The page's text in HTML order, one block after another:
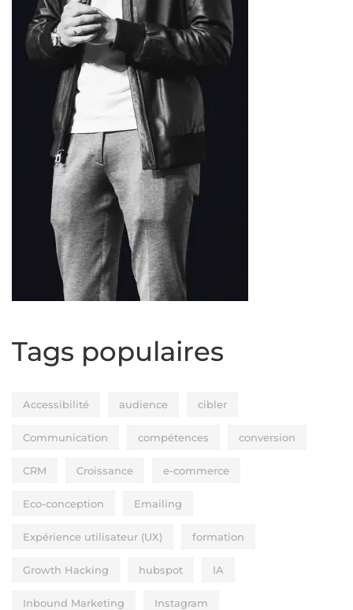
Tags populaires
Accessibilité audience cibler
Communication compétences conversion
CRM Croissance e-commerce
Eco-conception Emailing
Expérience utilisateur (UX) formation
Growth Hacking hubspot IA
Inbound Marketing Instagram